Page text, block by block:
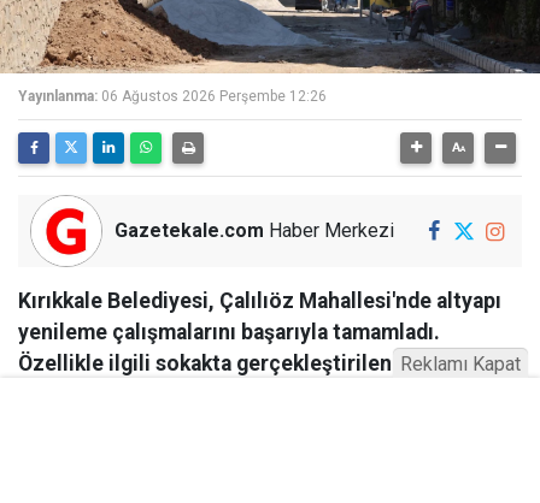
Yayınlanma: 06 Ağustos 2026 Perşembe 12:26
Gazetekale.com Haber Merkezi
Kırıkkale Belediyesi, Çalılıöz Mahallesi'nde altyapı
yenileme çalışmalarını başarıyla tamamladı.
Özellikle ilgili sokakta gerçekleştirilen çalışmaların
Reklamı Kapat